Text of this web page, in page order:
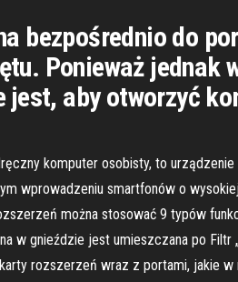
bezpośrednio do
Ponieważ
jest, aby otworzyć
komputer osobisty, to
wprowadzeniu smartfonów o
można stosować 9 typów
w gnieździe jest umieszczana po
rozszerzeń wraz z portami, jakie